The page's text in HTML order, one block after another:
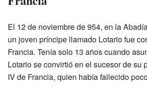
El 12 de noviembre de 954, en la
un joven príncipe llamado Lotario fue
Francia. Tenía solo 13 años cuando
Lotario se convirtió en el sucesor de su
IV de Francia, quien había fallecido